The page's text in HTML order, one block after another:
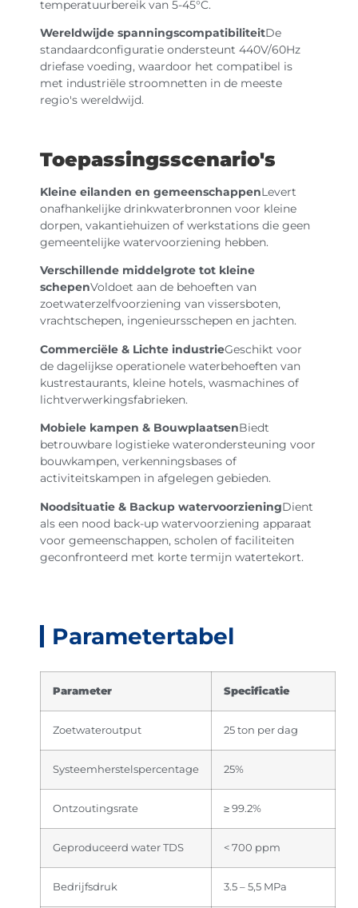
temperatuurbereik van 5-45°C.
Wereldwijde spanningscompatibiliteitDe
standaardconfiguratie ondersteunt 440V/60Hz
driefase voeding, waardoor het compatibel is
met industriële stroomnetten in de meeste
regio's wereldwijd.
Toepassingsscenario's
Kleine eilanden en gemeenschappenLevert
onafhankelijke drinkwaterbronnen voor kleine
dorpen, vakantiehuizen of werkstations die geen
gemeentelijke watervoorziening hebben.
Verschillende middelgrote tot kleine
schepenVoldoet aan de behoeften van
zoetwaterzelfvoorziening van vissersboten,
vrachtschepen, ingenieursschepen en jachten.
Commerciële & Lichte industrieGeschikt voor
de dagelijkse operationele waterbehoeften van
kustrestaurants, kleine hotels, wasmachines of
lichtverwerkingsfabrieken.
Mobiele kampen & BouwplaatsenBiedt
betrouwbare logistieke waterondersteuning voor
bouwkampen, verkenningsbases of
activiteitskampen in afgelegen gebieden.
Noodsituatie & Backup watervoorzieningDient
als een nood back-up watervoorziening apparaat
voor gemeenschappen, scholen of faciliteiten
geconfronteerd met korte termijn watertekort.
Parametertabel
Parameter Specificatie
Zoetwateroutput 25 ton per dag
Systeemherstelspercentage 25%
Ontzoutingsrate ≥ 99.2%
Geproduceerd water TDS < 700 ppm
Bedrijfsdruk 3.5 – 5,5 MPa